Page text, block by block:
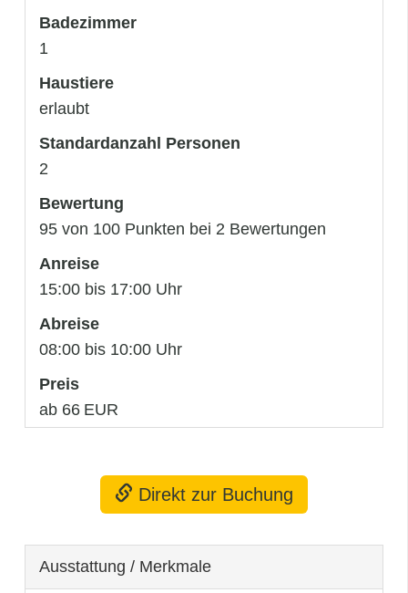
Badezimmer
1
Haustiere
erlaubt
Standardanzahl Personen
2
Bewertung
95 von 100 Punkten bei 2 Bewertungen
Anreise
15:00 bis 17:00 Uhr
Abreise
08:00 bis 10:00 Uhr
Preis
ab 66 EUR
Direkt zur Buchung
Ausstattung / Merkmale